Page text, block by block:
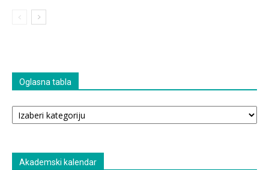
Oglasna tabla
Oglasna
tabla
Akademski kalendar